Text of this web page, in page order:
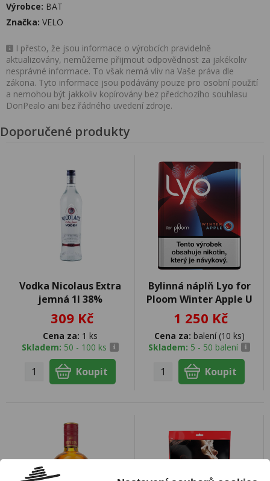
Výrobce: BAT
Značka: VELO
I přesto, že jsou informace o výrobcích pravidelně
aktualizovány, nemůžeme přijmout odpovědnost za jakékoliv
nesprávné informace. To však nemá vliv na Vaše práva dle
zákona. Tyto informace jsou podávány pouze pro osobní použití
a nemohou být jakkoliv kopírovány bez předchozího souhlasu
DonPealo ani bez řádného uvedení zdroje.
Doporučené produkty
Vodka Nicolaus Extra
jemná 1l 38%
309 Kč
Cena za: 1 ks
Skladem: 50 - 100 ks
Bylinná náplň Lyo for
Ploom Winter Apple U
1 250 Kč
Cena za: balení (10 ks)
Skladem: 5 - 50 balení